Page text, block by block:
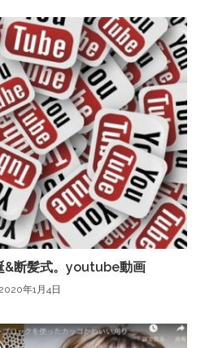
&断髪式。youtube動画
2020年1月4日